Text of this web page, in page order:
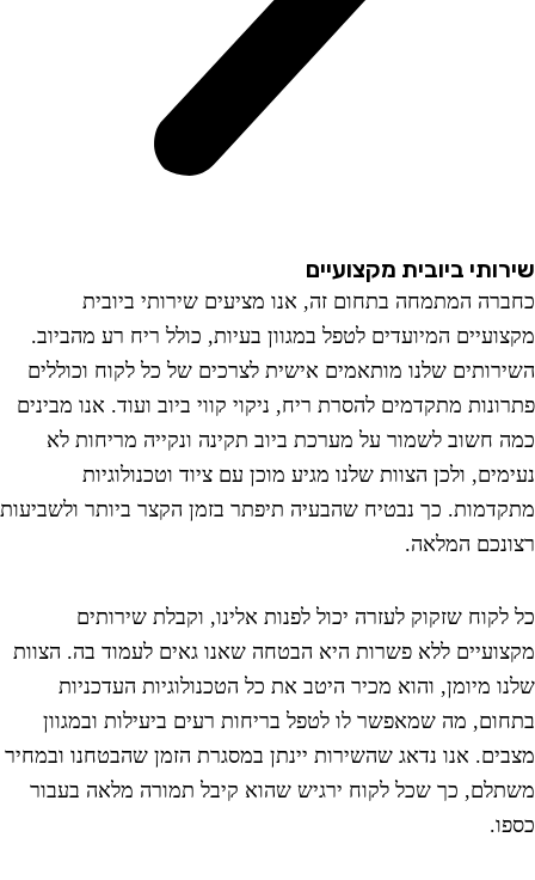
ביובית מקצועיים
המתמחה בתחום זה, אנו מציעים שירותי ביובית
המיועדים לטפל במגוון בעיות, כולל ריח רע מהביוב.
שלנו מותאמים אישית לצרכים של כל לקוח וכוללים
מתקדמים להסרת ריח, ניקוי קווי ביוב ועוד. אנו מבינים
חשוב לשמור על מערכת ביוב תקינה ונקייה מריחות לא
ולכן הצוות שלנו מגיע מוכן עם ציוד וטכנולוגיות
כך נבטיח שהבעיה תיפתר בזמן הקצר ביותר ולשביעות
המלאה.
שזקוק לעזרה יכול לפנות אלינו, וקבלת שירותים
ללא פשרות היא הבטחה שאנו גאים לעמוד בה. הצוות
מיומן, והוא מכיר היטב את כל הטכנולוגיות העדכניות
מה שמאפשר לו לטפל בריחות רעים ביעילות ובמגוון
אנו נדאג שהשירות יינתן במסגרת הזמן שהבטחנו ובמחיר
כך שכל לקוח ירגיש שהוא קיבל תמורה מלאה בעבור